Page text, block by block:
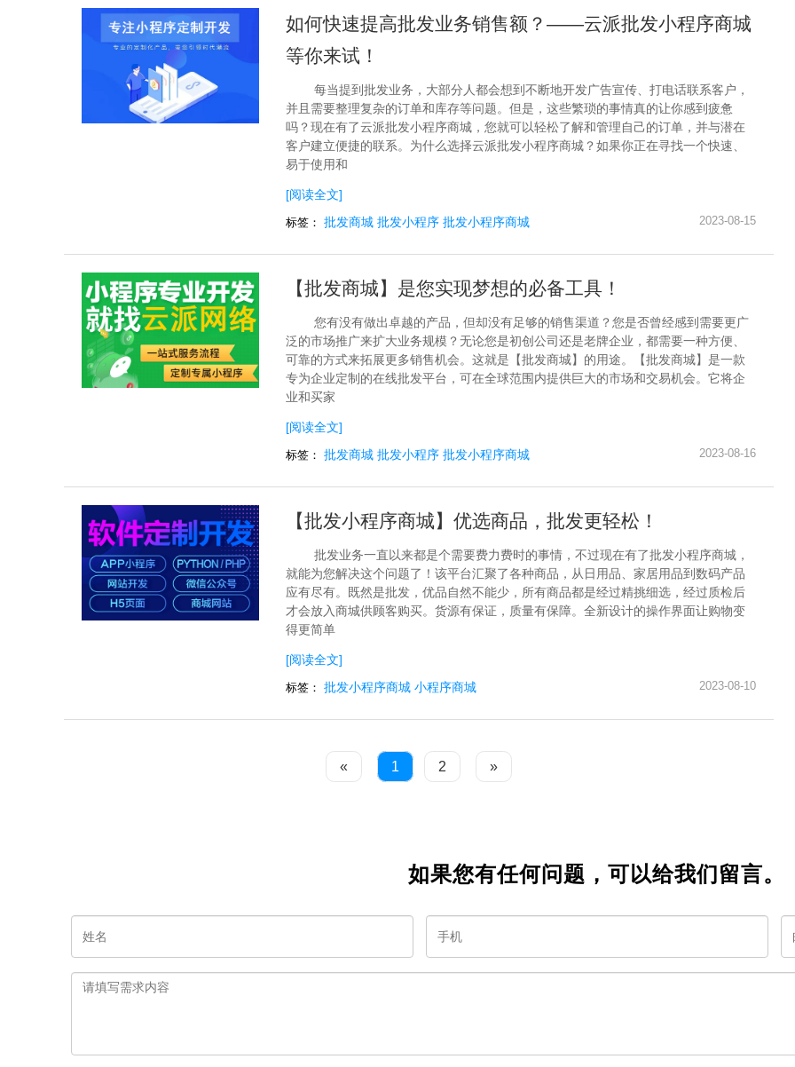
如何快速提高批发业务销售额？——云派批发小程序商城
等你来试！
每当提到批发业务，大部分人都会想到不断地开发广告宣传、打电话联系客户，
并且需要整理复杂的订单和库存等问题。但是，这些繁琐的事情真的让你感到疲惫
吗？现在有了云派批发小程序商城，您就可以轻松了解和管理自己的订单，并与潜在
客户建立便捷的联系。为什么选择云派批发小程序商城？如果你正在寻找一个快速、
易于使用和
[阅读全文]
标签： 批发商城 批发小程序 批发小程序商城 2023-08-15
【批发商城】是您实现梦想的必备工具！
您有没有做出卓越的产品，但却没有足够的销售渠道？您是否曾经感到需要更广
泛的市场推广来扩大业务规模？无论您是初创公司还是老牌企业，都需要一种方便、
可靠的方式来拓展更多销售机会。这就是【批发商城】的用途。【批发商城】是一款
专为企业定制的在线批发平台，可在全球范围内提供巨大的市场和交易机会。它将企
业和买家
[阅读全文]
标签： 批发商城 批发小程序 批发小程序商城 2023-08-16
【批发小程序商城】优选商品，批发更轻松！
批发业务一直以来都是个需要费力费时的事情，不过现在有了批发小程序商城，
就能为您解决这个问题了！该平台汇聚了各种商品，从日用品、家居用品到数码产品
应有尽有。既然是批发，优品自然不能少，所有商品都是经过精挑细选，经过质检后
才会放入商城供顾客购买。货源有保证，质量有保障。全新设计的操作界面让购物变
得更简单
[阅读全文]
标签： 批发小程序商城 小程序商城 2023-08-10
« 1 2 »
如果您有任何问题，可以给我们留言。